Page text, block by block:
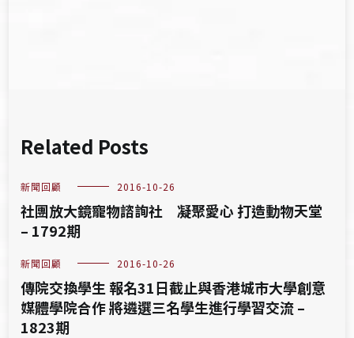
Related Posts
新聞回顧 2016-10-26
社團放大鏡寵物諮詢社 凝聚愛心 打造動物天堂
– 1792期
新聞回顧 2016-10-26
傳院交換學生 報名31日截止與香港城市大學創意
媒體學院合作 將遴選三名學生進行學習交流 –
1823期